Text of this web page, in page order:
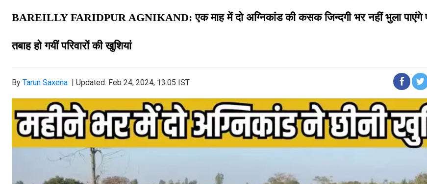
BAREILLY FARIDPUR AGNIKAND:एक माह में दो अग्निकांड की कसक जिन्दगी भर नहीं भुला पाएंगे
तबाह हो गयीं परिवारों की खुशियां
By Tarun Saxena | Updated: Feb 24, 2024, 13:05 IST